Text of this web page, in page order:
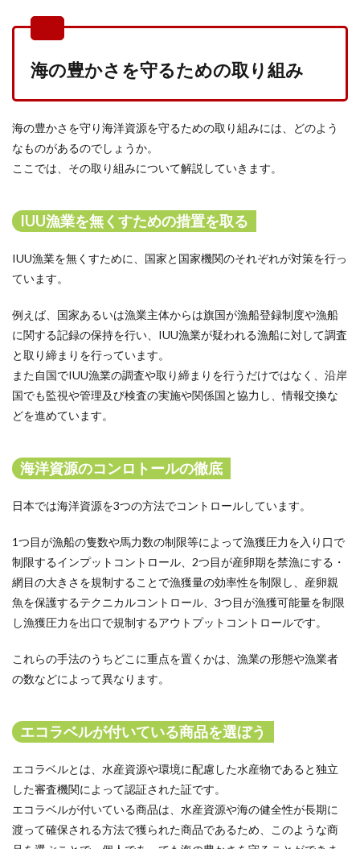
海の豊かさを守るための取り組み
海の豊かさを守り海洋資源を守るための取り組みには、どのよう
なものがあるのでしょうか。
ここでは、その取り組みについて解説していきます。
IUU漁業を無くすための措置を取る
IUU漁業を無くすために、国家と国家機関のそれぞれが対策を行っ
ています。
例えば、国家あるいは漁業主体からは旗国が漁船登録制度や漁船
に関する記録の保持を行い、IUU漁業が疑われる漁船に対して調査
と取り締まりを行っています。
また自国でIUU漁業の調査や取り締まりを行うだけではなく、沿岸
国でも監視や管理及び検査の実施や関係国と協力し、情報交換な
どを進めています。
海洋資源のコンロトールの徹底
日本では海洋資源を3つの方法でコントロールしています。
1つ目が漁船の隻数や馬力数の制限等によって漁獲圧力を入り口で
制限するインプットコントロール、2つ目が産卵期を禁漁にする・
網目の大きさを規制することで漁獲量の効率性を制限し、産卵親
魚を保護するテクニカルコントロール、3つ目が漁獲可能量を制限
し漁獲圧力を出口で規制するアウトプットコントロールです。
これらの手法のうちどこに重点を置くかは、漁業の形態や漁業者
の数などによって異なります。
エコラベルが付いている商品を選ぼう
エコラベルとは、水産資源や環境に配慮した水産物であると独立
した審査機関によって認証された証です。
エコラベルが付いている商品は、水産資源や海の健全性が長期に
渡って確保される方法で獲られた商品であるため、このような商